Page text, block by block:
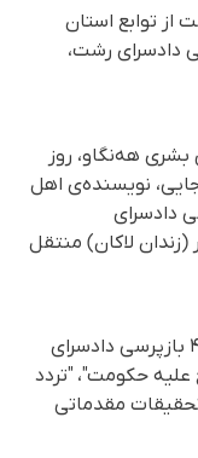
از توابع استان
بە شعبه‌ی ۴ بازپرسی دادسرای رشت،
هه‌نگاو، روز
جولای ٢٠٢٥)، رزیتا رجایی، نویسنده‌ی اهل
شعبه‌ی ۴ بازپرسی دادسرای
لاکان) منتقل
این شهروند ساکن رشت توسط شعبه‌ی ۴ بازپرسی دادسرای
علیه حکومت"، "تردد
مقدماتی